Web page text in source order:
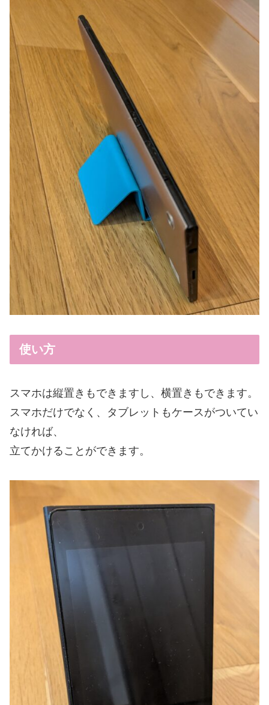
使い方
スマホは縦置きもできますし、横置きもできます。
スマホだけでなく、タブレットもケースがついてい
なければ、
立てかけることができます。